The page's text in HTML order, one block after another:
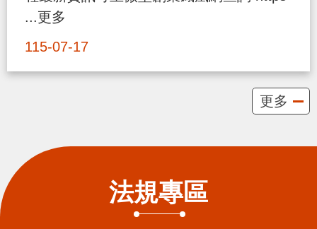
圖
115-07-17
...更多
更多
法規專區